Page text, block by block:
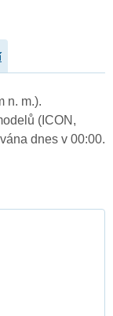
n. m.).
(ICON,
dnes v 00:00.